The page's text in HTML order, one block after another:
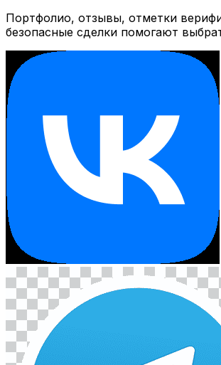
Портфолио, отзывы, отметки
безопасные сделки помогают